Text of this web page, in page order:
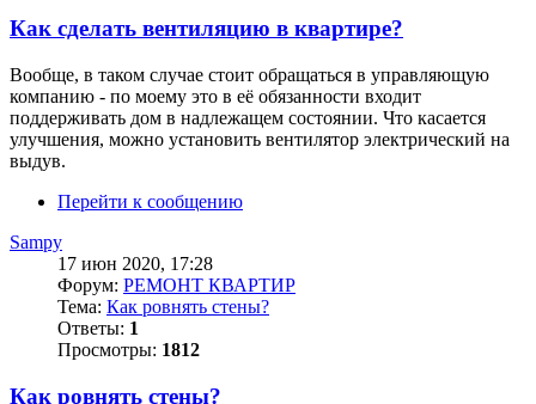
Как сделать вентиляцию в квартире?
Вообще, в таком случае стоит обращаться в управляющую
компанию - по моему это в её обязанности входит
поддерживать дом в надлежащем состоянии. Что касается
улучшения, можно установить вентилятор электрический на
выдув.
Перейти к сообщению
Sampy
17 июн 2020, 17:28
Форум: РЕМОНТ КВАРТИР
Тема: Как ровнять стены?
Ответы: 1
Просмотры: 1812
Как ровнять стены?